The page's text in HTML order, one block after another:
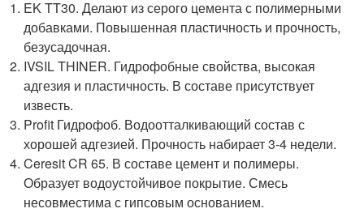
EK TT30. Делают из серого цемента с полимерными
добавками. Повышенная пластичность и прочность,
безусадочная.
IVSIL THINER. Гидрофобные свойства, высокая
адгезия и пластичность. В составе присутствует
известь.
Profit Гидрофоб. Водоотталкивающий состав с
хорошей адгезией. Прочность набирает 3-4 недели.
Ceresit CR 65. В составе цемент и полимеры.
Образует водоустойчивое покрытие. Смесь
несовместима с гипсовым основанием.